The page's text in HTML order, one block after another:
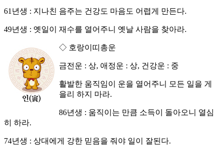
61년생 : 지나친 음주는 건강도 마음도 어렵게 만든다.
49년생 : 옛일이 재수를 열어주니 옛날 사람을 찾아라.
◇ 호랑이띠총운
금전운 : 상, 애정운 : 상, 건강운 : 중
활발한 움직임이 운을 열어주니 모든 일을 게
을리 하지 마라.
86년생 : 움직이는 만큼 소득이 돌아오니 열심
히 하라.
74년생 : 상대에게 강한 믿음을 줘야 일이 잘된다.